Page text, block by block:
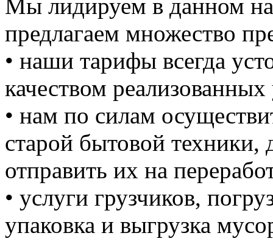
Мы лидируем в данном
предлагаем множество
• наши тарифы всегда
качеством реализованных
• нам по силам
старой бытовой техники,
отправить их на
• услуги грузчиков,
упаковка и выгрузка